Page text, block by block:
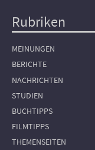
Hauptnavigation
Rubriken
MEINUNGEN
BERICHTE
NACHRICHTEN
STUDIEN
BUCHTIPPS
FILMTIPPS
THEMENSEITEN